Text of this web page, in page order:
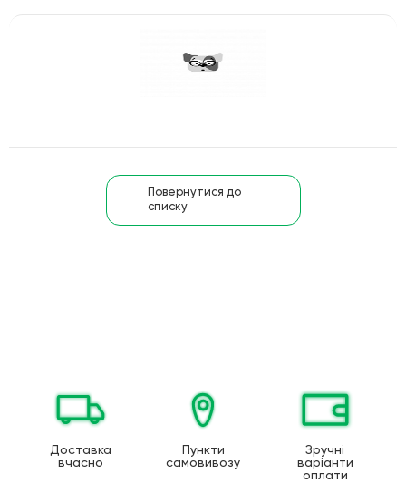
Повернутися до
списку
Доставка
вчасно
Пункти
самовивозу
Зручні
варіанти
оплати